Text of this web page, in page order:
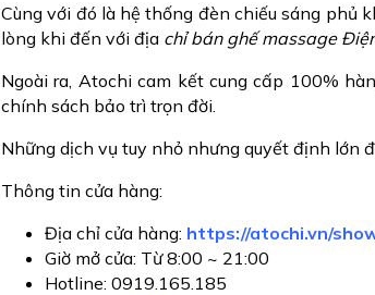
Cùng với đó là hệ thống đèn chiếu sáng phủ
lòng khi đến với địa chỉ bán ghế massage
Ngoài ra, Atochi cam kết cung cấp 100%
chính sách bảo trì trọn đời.
Những dịch vụ tuy nhỏ nhưng quyết định lớn
Thông tin cửa hàng:
Địa chỉ cửa hàng: https://atochi.vn/
Giờ mở cửa: Từ 8:00 ~ 21:00
Hotline: 0919.165.185